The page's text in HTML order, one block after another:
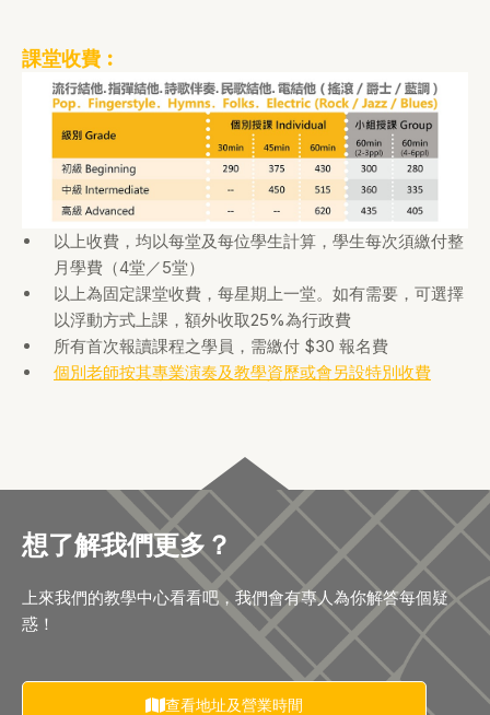
課堂收費︰
以上收費，均以每堂及每位學生計算，學生每次須繳付整
月學費（4堂／5堂）
以上為固定課堂收費，每星期上一堂。如有需要，可選擇
以浮動方式上課，額外收取25%為行政費
所有首次報讀課程之學員，需繳付 $30 報名費
個別老師按其專業演奏及教學資歷或會另設特別收費
想了解我們更多？
上來我們的教學中心看看吧，我們會有專人為你解答每個疑
惑！
查看地址及營業時間